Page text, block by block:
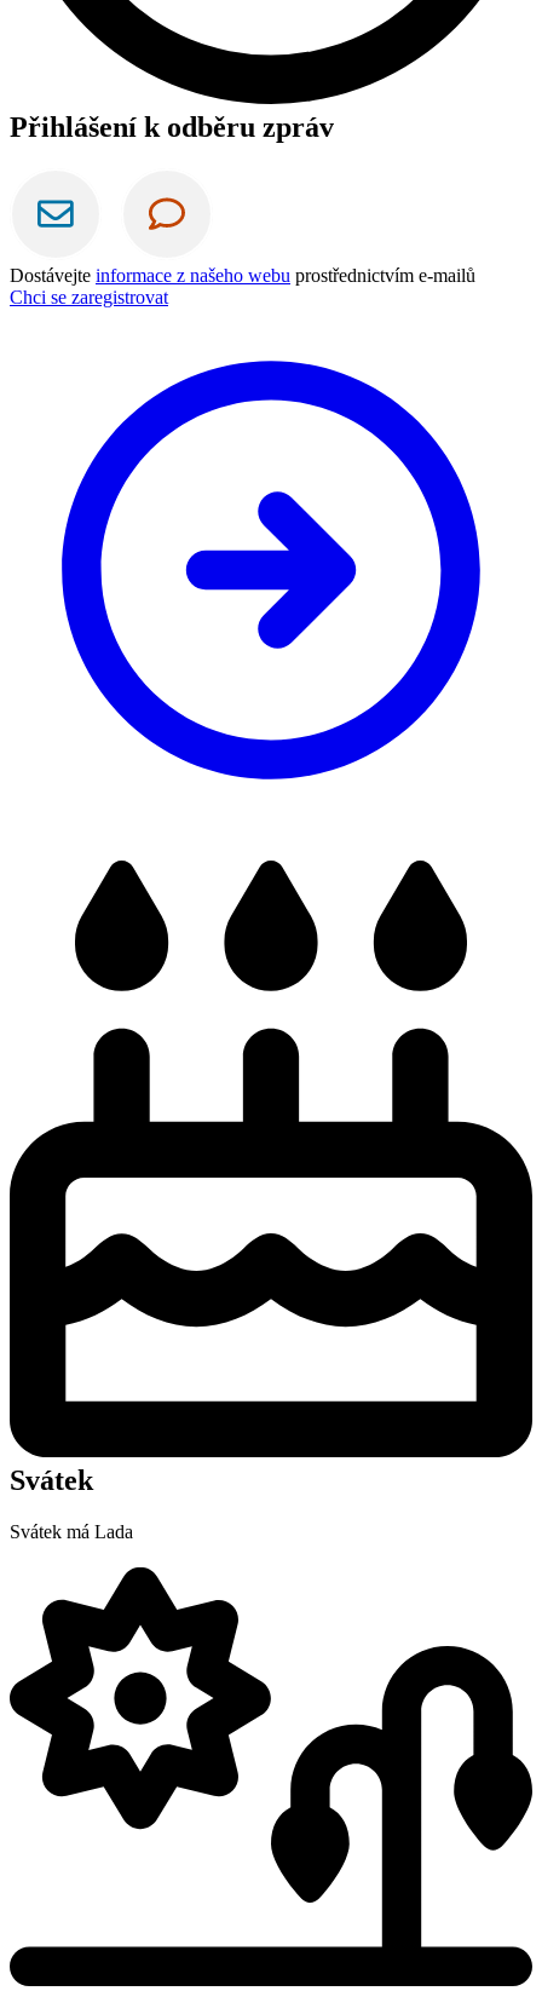
Přihlášení k odběru zpráv
Dostávejte informace z našeho webu prostřednictvím e-mailů
Chci se zaregistrovat
Svátek
Svátek má Lada